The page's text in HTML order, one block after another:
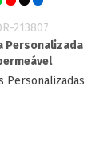
213807
Personalizada
Personalizadas